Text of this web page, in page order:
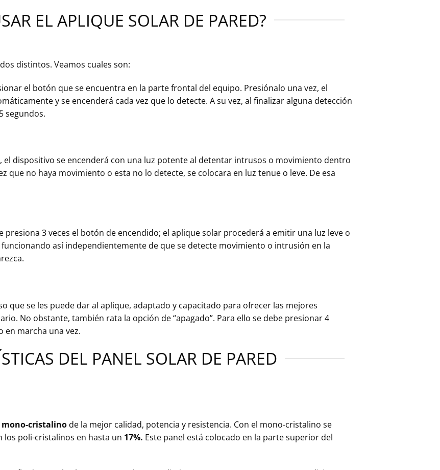
EL APLIQUE SOLAR DE PARED?
distintos. Veamos cuales son:
el botón que se encuentra en la parte frontal del equipo. Presiónalo una vez, el
y se encenderá cada vez que lo detecte. A su vez, al finalizar alguna detección
segundos.
el dispositivo se encenderá con una luz potente al detentar intrusos o movimiento dentro
que no haya movimiento o esta no lo detecte, se colocara en luz tenue o leve. De esa
3 veces el botón de encendido; el aplique solar procederá a emitir una luz leve o
así independientemente de que se detecte movimiento o intrusión en la
que se les puede dar al aplique, adaptado y capacitado para ofrecer las mejores
No obstante, también rata la opción de “apagado”. Para ello se debe presionar 4
en marcha una vez.
DEL PANEL SOLAR DE PARED
mono-cristalinode la mejor calidad, potencia y resistencia. Con el mono-cristalino se
los poli-cristalinos en hasta un 17%. Este panel está colocado en la parte superior del